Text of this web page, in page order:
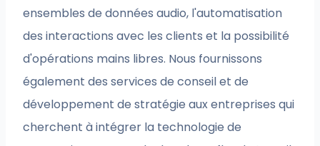
ensembles de données audio, l'automatisation
des interactions avec les clients et la possibilité
d'opérations mains libres. Nous fournissons
également des services de conseil et de
développement de stratégie aux entreprises qui
cherchent à intégrer la technologie de